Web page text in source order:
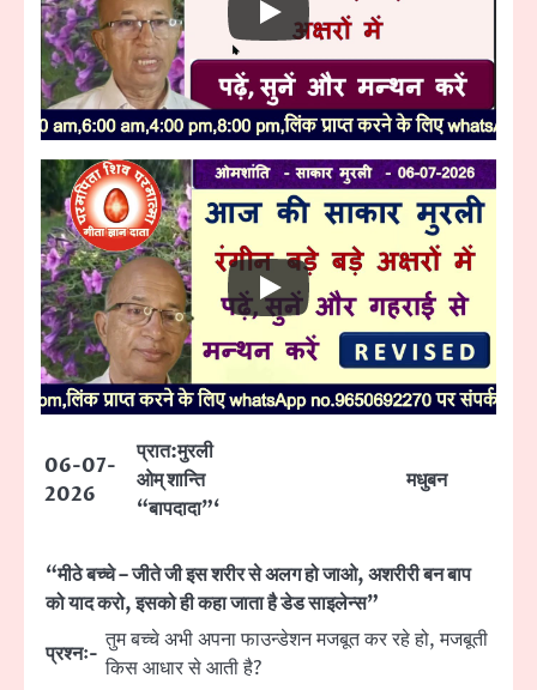
06-07-
2026
प्रात:मुरली
ओम् शान्ति
“बापदादा”‘
मधुबन
“मीठे बच्चे – जीते जी इस शरीर से अलग हो जाओ, अशरीरी बन बाप
को याद करो, इसको ही कहा जाता है डेड साइलेन्स”
प्रश्नः-
तुम बच्चे अभी अपना फाउन्डेशन मजबूत कर रहे हो, मजबूती
किस आधार से आती है?